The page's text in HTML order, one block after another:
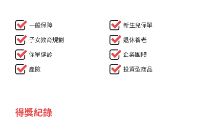
一般保障
新生兒保單
子女教育規劃
退休養老
保單健診
企業團體
產險
投資型商品
得獎紀錄